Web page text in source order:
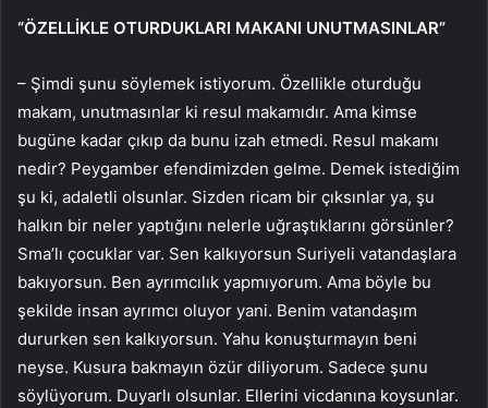
“ÖZELLİKLE OTURDUKLARI MAKANI UNUTMASINLAR”
– Şimdi şunu söylemek istiyorum. Özellikle oturduğu
makam, unutmasınlar ki resul makamıdır. Ama kimse
bugüne kadar çıkıp da bunu izah etmedi. Resul makamı
nedir? Peygamber efendimizden gelme. Demek istediğim
şu ki, adaletli olsunlar. Sizden ricam bir çıksınlar ya, şu
halkın bir neler yaptığını nelerle uğraştıklarını görsünler?
Sma’lı çocuklar var. Sen kalkıyorsun Suriyeli vatandaşlara
bakıyorsun. Ben ayrımcılık yapmıyorum. Ama böyle bu
şekilde insan ayrımcı oluyor yani. Benim vatandaşım
dururken sen kalkıyorsun. Yahu konuşturmayın beni
neyse. Kusura bakmayın özür diliyorum. Sadece şunu
söylüyorum. Duyarlı olsunlar. Ellerini vicdanına koysunlar.